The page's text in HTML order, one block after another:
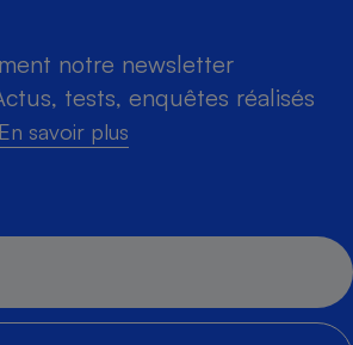
notre newsletter
tests, enquêtes réalisés
En savoir plus